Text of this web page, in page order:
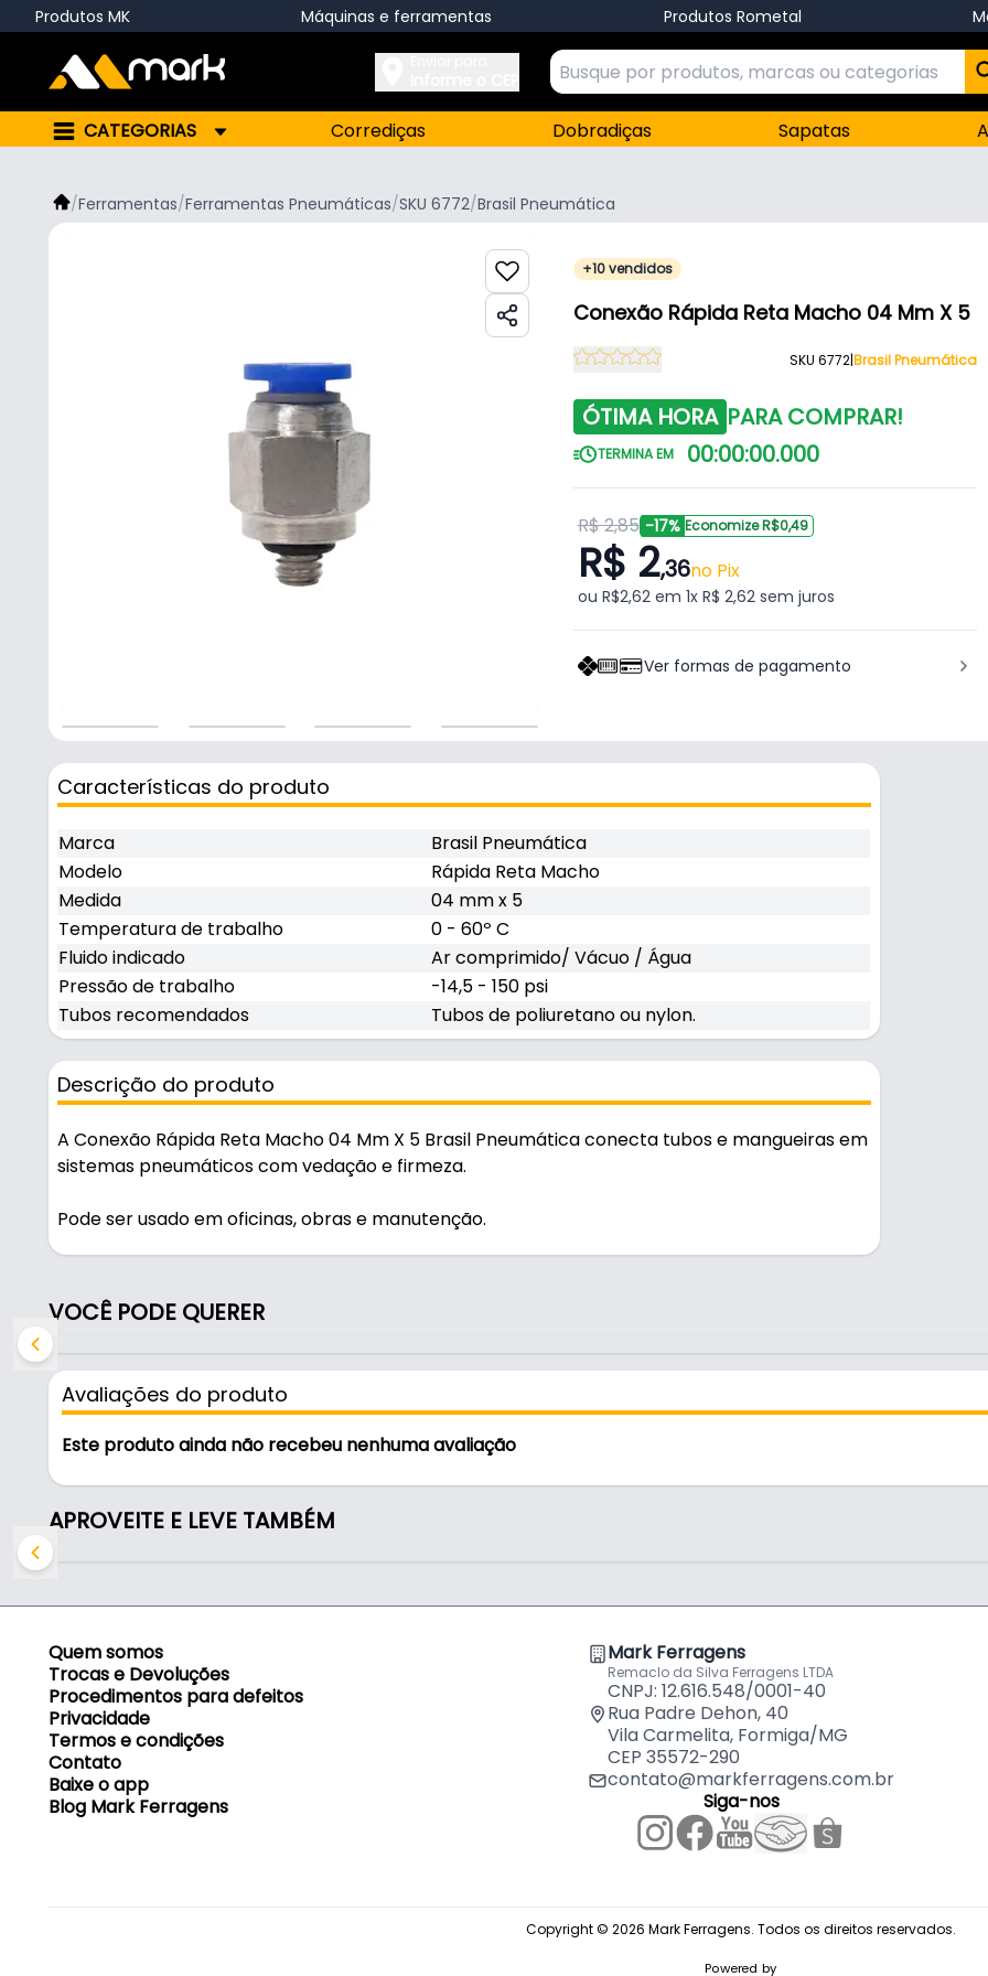
Produtos MK Máquinas e ferramentas Produtos Rometal
CATEGORIAS Corrediças Dobradiças Sapatas
/Ferramentas/Ferramentas Pneumáticas/SKU 6772/Brasil Pneumática
+10 vendidos
Conexão Rápida Reta Macho 04 Mm X 5
SKU 6772|Brasil Pneumática
ÓTIMA HORA PARA COMPRAR!
TERMINA EM 00:00:00.000
R$ 2,85 -17% Economize R$0,49
R$ 2,36no Pix
ou R$2,62 em 1x R$ 2,62 sem juros
Ver formas de pagamento
Características do produto
Marca
Brasil Pneumática
Modelo
Rápida Reta Macho
Medida
04 mm x 5
Temperatura de trabalho
0 - 60º C
Fluido indicado
Ar comprimido/ Vácuo / Água
Pressão de trabalho
-14,5 - 150 psi
Tubos recomendados
Tubos de poliuretano ou nylon.
Descrição do produto
A Conexão Rápida Reta Macho 04 Mm X 5 Brasil Pneumática conecta tubos e mangueiras em
sistemas pneumáticos com vedação e firmeza.
Pode ser usado em oficinas, obras e manutenção.
- Marca: Brasil Pneumática
- Modelo: Rápida Reta Macho
- Temperatura de trabalho: 0 - 60º C
- Fluido indicado: Ar comprimido/ Vácuo / Água
- Tubos recomendados: Tubos de poliuretano ou nylon.
VOCÊ PODE QUERER
Avaliações do produto
Este produto ainda não recebeu nenhuma avaliação
APROVEITE E LEVE TAMBÉM
Quem somos
Trocas e Devoluções
Procedimentos para defeitos
Privacidade
Termos e condições
Contato
Baixe o app
Blog Mark Ferragens
Mark Ferragens
Remaclo da Silva Ferragens LTDA
CNPJ: 12.616.548/0001-40
Rua Padre Dehon, 40
Vila Carmelita, Formiga/MG
CEP 35572-290
contato@markferragens.com.br
Siga-nos
Copyright © 2026 Mark Ferragens. Todos os direitos reservados.
Powered by